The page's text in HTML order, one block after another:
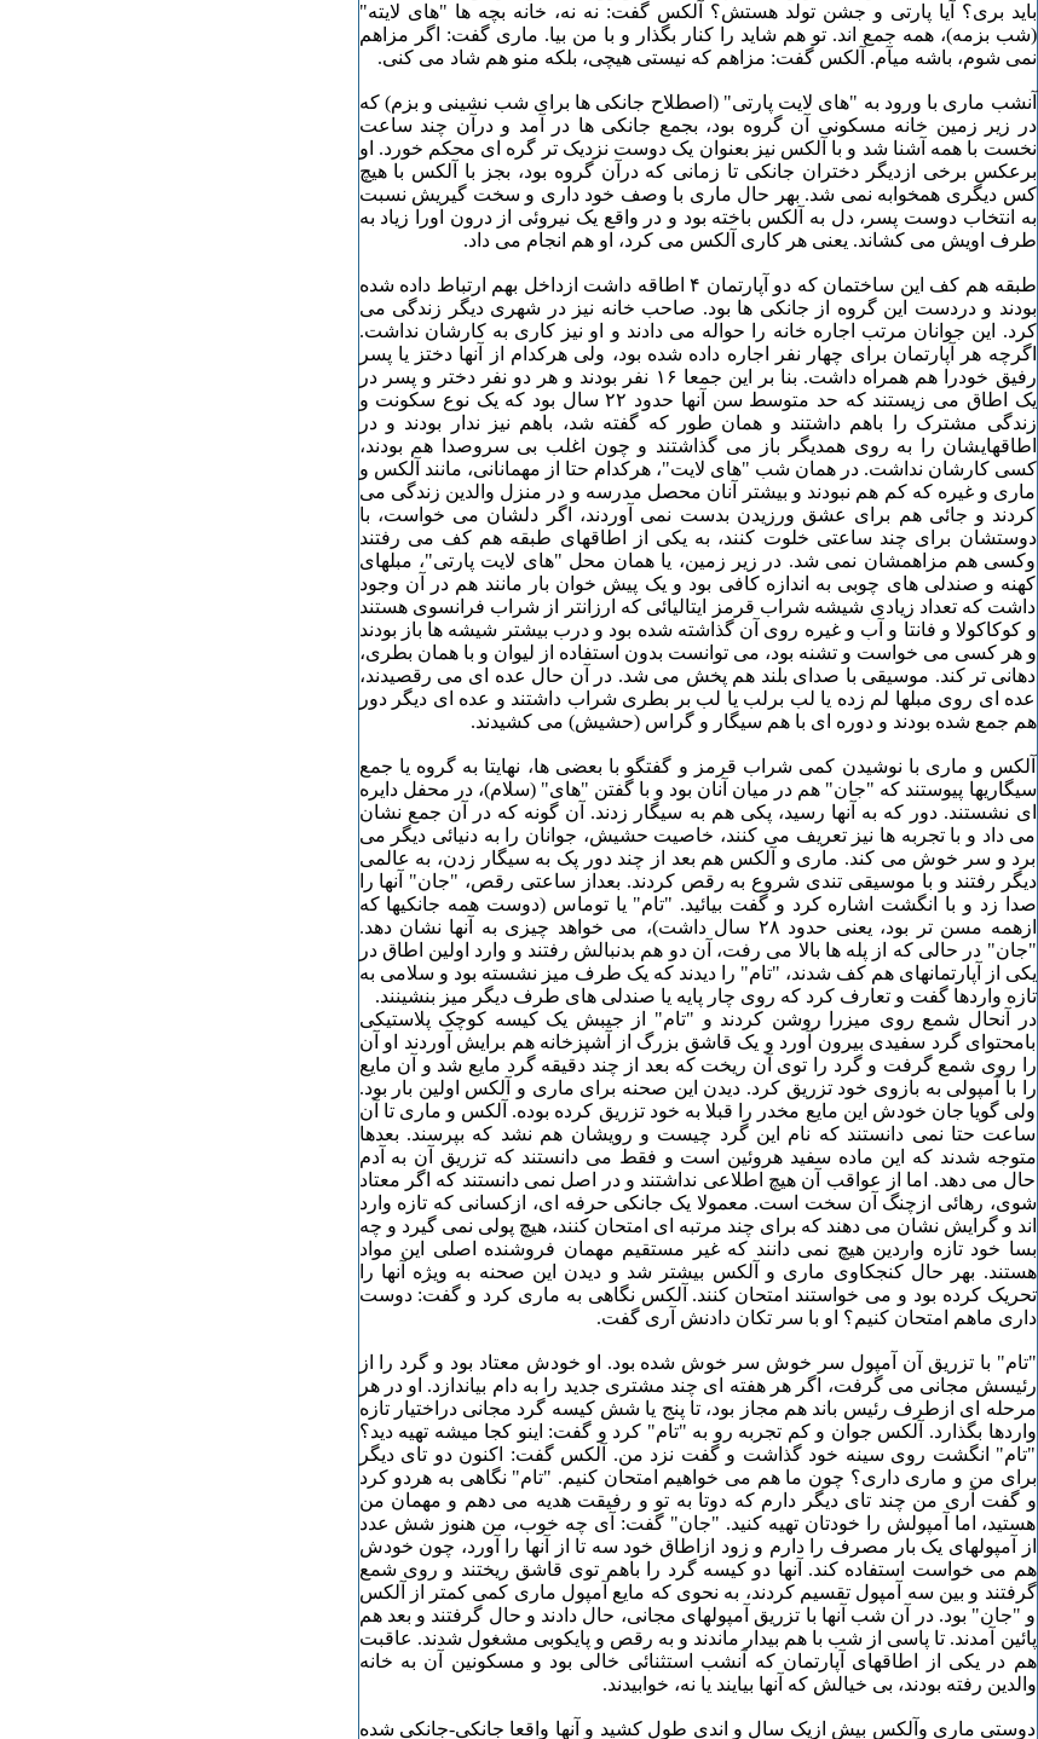
باید بری؟ آیا پارتی و جشن تولد هستش؟ آلکس گفت: نه نه، خانه بچه ها "های لایته"
(شب بزمه)، همه جمع اند. تو هم شاید را کنار بگذار و با من بیا. ماری گفت: اگر مزاهم
نمی شوم، باشه میآم. آلکس گفت: مزاهم که نیستی هیچی، بلکه منو هم شاد می کنی.
آنشب ماری با ورود به "های لایت پارتی" (اصطلاح جانکی ها برای شب نشینی و بزم) که
در زیر زمین خانه مسکونی آن گروه بود، بجمع جانکی ها در آمد و درآن چند ساعت
نخست با همه آشنا شد و با آلکس نیز بعنوان یک دوست نزدیک تر گره ای محکم خورد. او
برعکس برخی ازدیگر دختران جانکی تا زمانی که درآن گروه بود، بجز با آلکس با هیچ
کس دیگری همخوابه نمی شد. بهر حال ماری با وصف خود داری و سخت گیریش نسبت
به انتخاب دوست پسر، دل به آلکس باخته بود و در واقع یک نیروئی از درون اورا زیاد به
طرف اویش می کشاند. یعنی هر کاری آلکس می کرد، او هم انجام می داد.
طبقه هم کف این ساختمان که دو آپارتمان ۴ اطاقه داشت ازداخل بهم ارتباط داده شده
بودند و دردست این گروه از جانکی ها بود. صاحب خانه نیز در شهری دیگر زندگی می
کرد. این جوانان مرتب اجاره خانه را حواله می دادند و او نیز کاری به کارشان نداشت.
اگرچه هر آپارتمان برای چهار نفر اجاره داده شده بود، ولی هرکدام از آنها دختز یا پسر
رفیق خودرا هم همراه داشت. بنا بر این جمعا ۱۶ نفر بودند و هر دو نفر دختر و پسر در
یک اطاق می زیستند که حد متوسط سن آنها حدود ۲۲ سال بود که یک نوع سکونت و
زندگی مشترک را باهم داشتند و همان طور که گفته شد، باهم نیز ندار بودند و در
اطاقهایشان را به روی همدیگر باز می گذاشتند و چون اغلب بی سروصدا هم بودند،
کسی کارشان نداشت. در همان شب "های لایت"، هرکدام حتا از مهمانانی، مانند آلکس و
ماری و غیره که کم هم نبودند و بیشتر آنان محصل مدرسه و در منزل والدین زندگی می
کردند و جائی هم برای عشق ورزیدن بدست نمی آوردند، اگر دلشان می خواست، با
دوستشان برای چند ساعتی خلوت کنند، به یکی از اطاقهای طبقه هم کف می رفتند
وکسی هم مزاهمشان نمی شد. در زیر زمین، یا همان محل "های لایت پارتی"، مبلهای
کهنه و صندلی های چوبی به اندازه کافی بود و یک پیش خوان بار مانند هم در آن وجود
داشت که تعداد زیادی شیشه شراب قرمز ایتالیائی که ارزانتر از شراب فرانسوی هستند
و کوکاکولا و فانتا و آب و غیره روی آن گذاشته شده بود و درب بیشتر شیشه ها باز بودند
و هر کسی می خواست و تشنه بود، می توانست بدون استفاده از لیوان و با همان بطری،
دهانی تر کند. موسیقی با صدای بلند هم پخش می شد. در آن حال عده ای می رقصیدند،
عده ای روی مبلها لم زده یا لب برلب یا لب بر بطری شراب داشتند و عده ای دیگر دور
هم جمع شده بودند و دوره ای با هم سیگار و گراس (حشیش) می کشیدند.
آلکس و ماری با نوشیدن کمی شراب قرمز و گفتگو با بعضی ها، نهایتا به گروه یا جمع
سیگاریها پیوستند که "جان" هم در میان آنان بود و با گفتن "های" (سلام)، در محفل دایره
ای نشستند. دور که به آنها رسید، پکی هم به سیگار زدند. آن گونه که در آن جمع نشان
می داد و با تجربه ها نیز تعریف می کنند، خاصیت حشیش، جوانان را به دنیائی دیگر می
برد و سر خوش می کند. ماری و آلکس هم بعد از چند دور پک به سیگار زدن، به عالمی
دیگر رفتند و با موسیقی تندی شروع به رقص کردند. بعداز ساعتی رقص، "جان" آنها را
صدا زد و با انگشت اشاره کرد و گفت بیائید. "تام" یا توماس (دوست همه جانکیها که
ازهمه مسن تر بود، یعنی حدود ۲٨ سال داشت)، می خواهد چیزی به آنها نشان دهد.
"جان" در حالی که از پله ها بالا می رفت، آن دو هم بدنبالش رفتند و وارد اولین اطاق در
یکی از آپارتمانهای هم کف شدند، "تام" را دیدند که یک طرف میز نشسته بود و سلامی به
تازه واردها گفت و تعارف کرد که روی چار پایه یا صندلی های طرف دیگر میز بنشینند.
در آنحال شمع روی میزرا روشن کردند و "تام" از جیبش یک کیسه کوچک پلاستیکی
بامحتوای گرد سفیدی بیرون آورد و یک قاشق بزرگ از آشپزخانه هم برایش آوردند او آن
را روی شمع گرفت و گرد را توی آن ریخت که بعد از چند دقیقه گرد مایع شد و آن مایع
را با آمپولی به بازوی خود تزریق کرد. دیدن این صحنه برای ماری و آلکس اولین بار بود.
ولی گویا جان خودش این مایع مخدر را قبلا به خود تزریق کرده بوده. آلکس و ماری تا آن
ساعت حتا نمی دانستند که نام این گرد چیست و رویشان هم نشد که بپرسند. بعدها
متوجه شدند که این ماده سفید هروئین است و فقط می دانستند که تزریق آن به آدم
حال می دهد. اما از عواقب آن هیچ اطلاعی نداشتند و در اصل نمی دانستند که اگر معتاد
شوی، رهائی ازچنگ آن سخت است. معمولا یک جانکی حرفه ای، ازکسانی که تازه وارد
اند و گرایش نشان می دهند که برای چند مرتبه ای امتحان کنند، هیچ پولی نمی گیرد و چه
بسا خود تازه واردین هیچ نمی دانند که غیر مستقیم مهمان فروشنده اصلی این مواد
هستند. بهر حال کنجکاوی ماری و آلکس بیشتر شد و دیدن این صحنه به ویژه آنها را
تحریک کرده بود و می خواستند امتحان کنند. آلکس نگاهی به ماری کرد و گفت: دوست
داری ماهم امتحان کنیم؟ او با سر تکان دادنش آری گفت.
"تام" با تزریق آن آمپول سر خوش سر خوش شده بود. او خودش معتاد بود و گرد را از
رئیسش مجانی می گرفت، اگر هر هفته ای چند مشتری جدید را به دام بیاندازد. او در هر
مرحله ای ازطرف رئیس باند هم مجاز بود، تا پنج یا شش کیسه گرد مجانی دراختیار تازه
واردها بگذارد. آلکس جوان و کم تجربه رو به "تام" کرد و گفت: اینو کجا میشه تهیه دید؟
"تام" انگشت روی سینه خود گذاشت و گفت نزد من. آلکس گفت: اکنون دو تای دیگر
برای من و ماری داری؟ چون ما هم می خواهیم امتحان کنیم. "تام" نگاهی به هردو کرد
و گفت آری من چند تای دیگر دارم که دوتا به تو و رفیقت هدیه می دهم و مهمان من
هستید، اما آمپولش را خودتان تهیه کنید. "جان" گفت: آی چه خوب، من هنوز شش عدد
از آمپولهای یک بار مصرف را دارم و زود ازاطاق خود سه تا از آنها را آورد، چون خودش
هم می خواست استفاده کند. آنها دو کیسه گرد را باهم توی قاشق ریختند و روی شمع
گرفتند و بین سه آمپول تقسیم کردند، به نحوی که مایع آمپول ماری کمی کمتر از آلکس
و "جان" بود. در آن شب آنها با تزریق آمپولهای مجانی، حال دادند و حال گرفتند و بعد هم
پائین آمدند. تا پاسی از شب با هم بیدار ماندند و به رقص و پایکوبی مشغول شدند. عاقبت
هم در یکی از اطاقهای آپارتمان که آنشب استثنائی خالی بود و مسکونین آن به خانه
والدین رفته بودند، بی خیالش که آنها بیایند یا نه، خوابیدند.
دوستی ماری وآلکس بیش ازیک سال و اندی طول کشید و آنها واقعا جانکی-جانکی شده